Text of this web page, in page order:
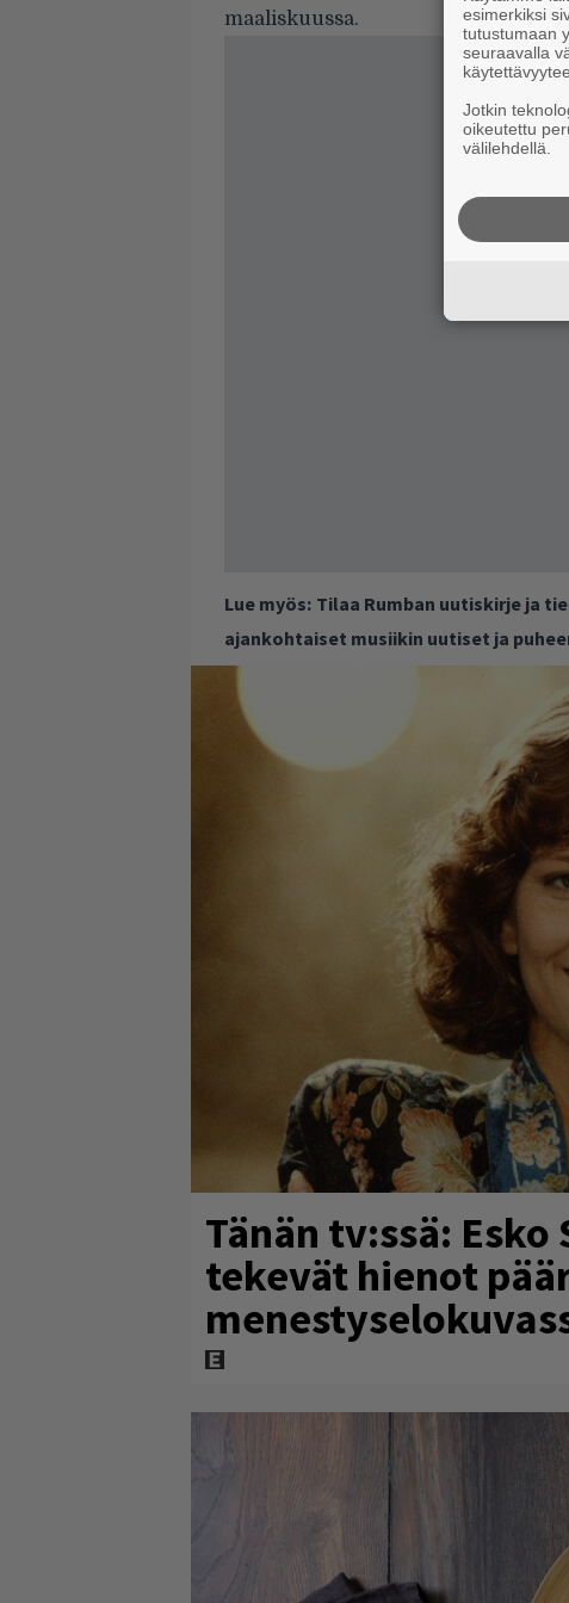
maaliskuussa.
Lue myös: Tilaa Rumban uutiskirje ja
ajankohtaiset musiikin uutiset ja
Tänän tv:ssä:
tekevät hienot
esimerkiksi
tutustumaan
seuraavalla
Jotkin
oikeutettu
välilehdellä.